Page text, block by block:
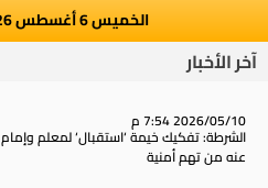
الخميس 6 أغسطس 2026
آخر الأخبار
2026/05/10 7:54 م
الشرطة: تفكيك خيمة ‘استقبال‘ لمعلم
عنه من تهم أمنية